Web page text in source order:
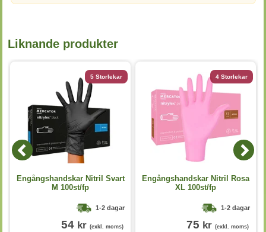
Liknande produkter
5 Storlekar
Engångshandskar Nitril Svart
M 100st/fp
1-2 dagar
54 kr (exkl. moms)
4 Storlekar
Engångshandskar Nitril Rosa
XL 100st/fp
1-2 dagar
75 kr (exkl. moms)